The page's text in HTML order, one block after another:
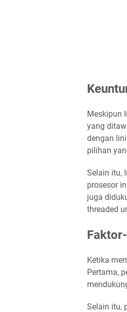
Meskipun
yang
dengan
pilihan
Selain itu,
prosesor
juga
threaded
Ketika
Pertama,
Selain itu,